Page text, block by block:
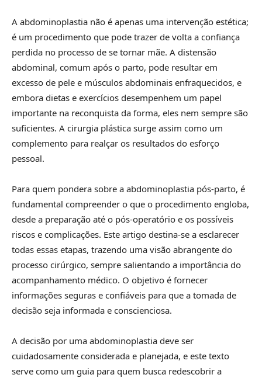
A abdominoplastia não é apenas uma intervenção estética;
é um procedimento que pode trazer de volta a confiança
perdida no processo de se tornar mãe. A distensão
abdominal, comum após o parto, pode resultar em
excesso de pele e músculos abdominais enfraquecidos, e
embora dietas e exercícios desempenhem um papel
importante na reconquista da forma, eles nem sempre são
suficientes. A cirurgia plástica surge assim como um
complemento para realçar os resultados do esforço
pessoal.
Para quem pondera sobre a abdominoplastia pós-parto, é
fundamental compreender o que o procedimento engloba,
desde a preparação até o pós-operatório e os possíveis
riscos e complicações. Este artigo destina-se a esclarecer
todas essas etapas, trazendo uma visão abrangente do
processo cirúrgico, sempre salientando a importância do
acompanhamento médico. O objetivo é fornecer
informações seguras e confiáveis para que a tomada de
decisão seja informada e conscienciosa.
A decisão por uma abdominoplastia deve ser
cuidadosamente considerada e planejada, e este texto
serve como um guia para quem busca redescobrir a